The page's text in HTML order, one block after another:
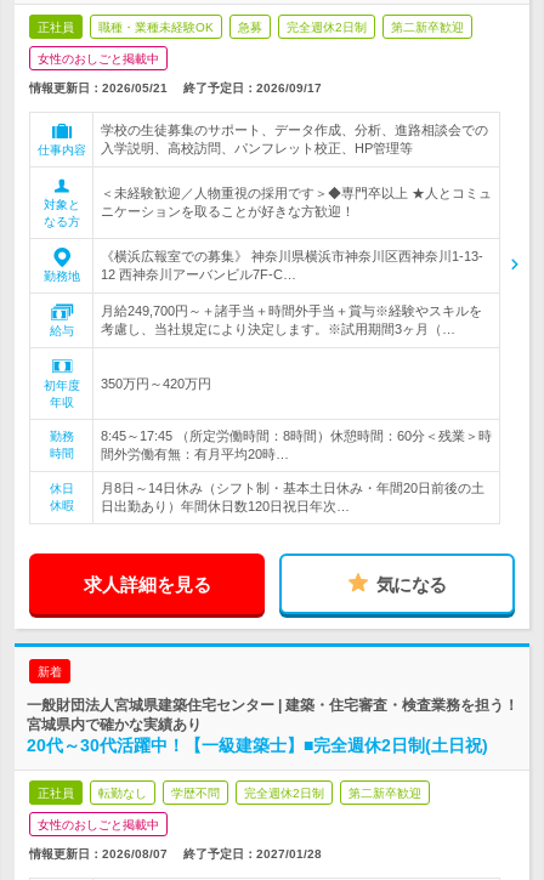
正社員 職種・業種未経験OK 急募 完全週休2日制 第二新卒歓迎
女性のおしごと掲載中
情報更新日：2026/05/21 終了予定日： 2026/09/17
仕事内容
学校の生徒募集のサポート、データ作成、分析、進路相談会での
入学説明、高校訪問、パンフレット校正、HP管理等
対象と
なる方
＜未経験歓迎／人物重視の採用です＞◆専門卒以上 ★人とコミュ
ニケーションを取ることが好きな方歓迎！
勤務地
《横浜広報室での募集》 神奈川県横浜市神奈川区西神奈川1-13-
12 西神奈川アーバンビル7F-C…
給与
月給249,700円～＋諸手当＋時間外手当＋賞与※経験やスキルを
考慮し、当社規定により決定します。※試用期間3ヶ月（…
初年度
年収
350万円～420万円
勤務
時間
8:45～17:45 （所定労働時間：8時間）休憩時間：60分＜残業＞時
間外労働有無：有月平均20時…
休日
休暇
月8日～14日休み（シフト制・基本土日休み・年間20日前後の土
日出勤あり）年間休日数120日祝日年次…
求人詳細を見る 気になる
新着
一般財団法人宮城県建築住宅センター | 建築・住宅審査・検査業務を担う！
宮城県内で確かな実績あり
20代～30代活躍中！【一級建築士】■完全週休2日制(土日祝)
正社員 転勤なし 学歴不問 完全週休2日制 第二新卒歓迎
女性のおしごと掲載中
情報更新日：2026/08/07 終了予定日： 2027/01/28